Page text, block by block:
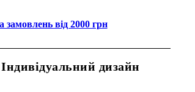
від 2000 грн
Індивідуальний дизайн